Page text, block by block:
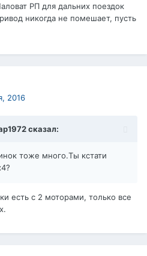
РП для дальних поездок
никогда не помешает, пусть
2016
сказал:
тоже много.Ты кстати
есть с 2 моторами, только все